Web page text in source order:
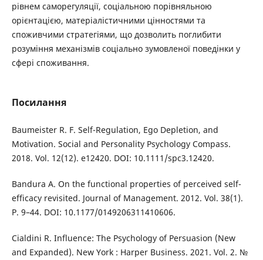
рівнем саморегуляції, соціальною порівняльною
орієнтацією, матеріалістичними цінностями та
споживчими стратегіями, що дозволить поглибити
розуміння механізмів соціально зумовленої поведінки у
сфері споживання.
Посилання
Baumeister R. F. Self-Regulation, Ego Depletion, and
Motivation. Social and Personality Psychology Compass.
2018. Vol. 12(12). e12420. DOI: 10.1111/spc3.12420.
Bandura A. On the functional properties of perceived self-
efficacy revisited. Journal of Management. 2012. Vol. 38(1).
P. 9–44. DOI: 10.1177/0149206311410606.
Cialdini R. Influence: The Psychology of Persuasion (New
and Expanded). New York : Harper Business. 2021. Vol. 2. №